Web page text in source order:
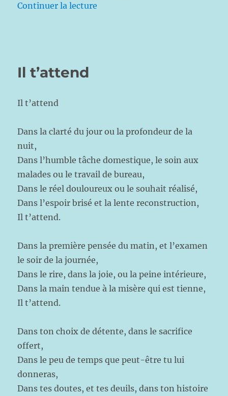
Continuer la lecture
Il t’attend
Il t’attend
Dans la clarté du jour ou la profondeur de la
nuit,
Dans l’humble tâche domestique, le soin aux
malades ou le travail de bureau,
Dans le réel douloureux ou le souhait réalisé,
Dans l’espoir brisé et la lente reconstruction,
Il t’attend.
Dans la première pensée du matin, et l’examen
le soir de la journée,
Dans le rire, dans la joie, ou la peine intérieure,
Dans la main tendue à la misère qui est tienne,
Il t’attend.
Dans ton choix de détente, dans le sacrifice
offert,
Dans le peu de temps que peut-être tu lui
donneras,
Dans tes doutes, et tes deuils, dans ton histoire